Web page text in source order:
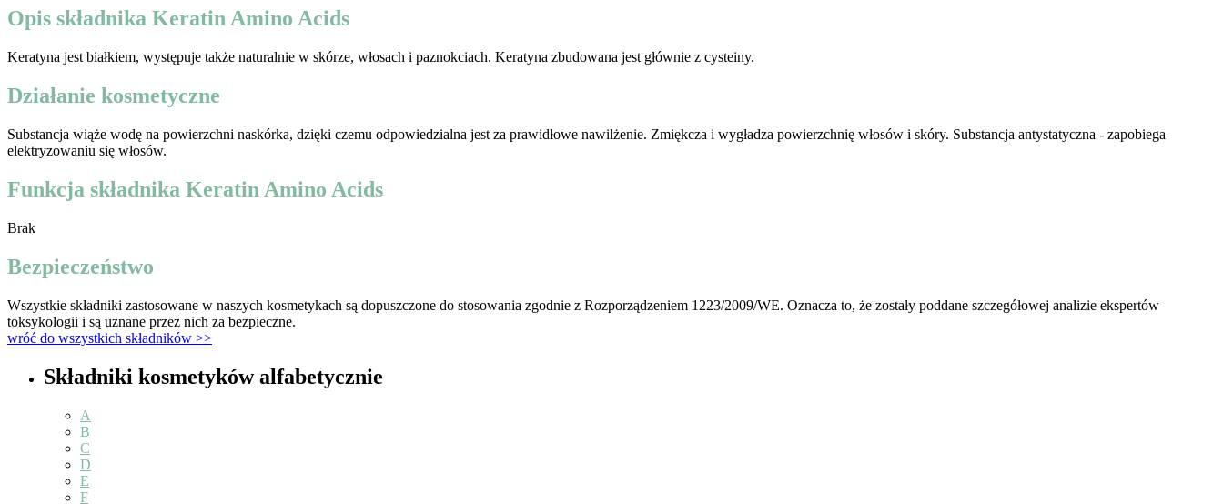
Opis składnika Keratin Amino Acids
Keratyna jest białkiem, występuje także naturalnie w skórze, włosach i paznokciach. Keratyna zbudowana jest głównie z cysteiny.
Działanie kosmetyczne
Substancja wiąże wodę na powierzchni naskórka, dzięki czemu odpowiedzialna jest za prawidłowe nawilżenie. Zmiękcza i wygładza powierzchnię włosów i skóry. Substancja antystatyczna - zapobiega
elektryzowaniu się włosów.
Funkcja składnika Keratin Amino Acids
Brak
Bezpieczeństwo
Wszystkie składniki zastosowane w naszych kosmetykach są dopuszczone do stosowania zgodnie z Rozporządzeniem 1223/2009/WE. Oznacza to, że zostały poddane szczegółowej analizie ekspertów
toksykologii i są uznane przez nich za bezpieczne.
wróć do wszystkich składników >>
Składniki kosmetyków alfabetycznie
A
B
C
D
E
F